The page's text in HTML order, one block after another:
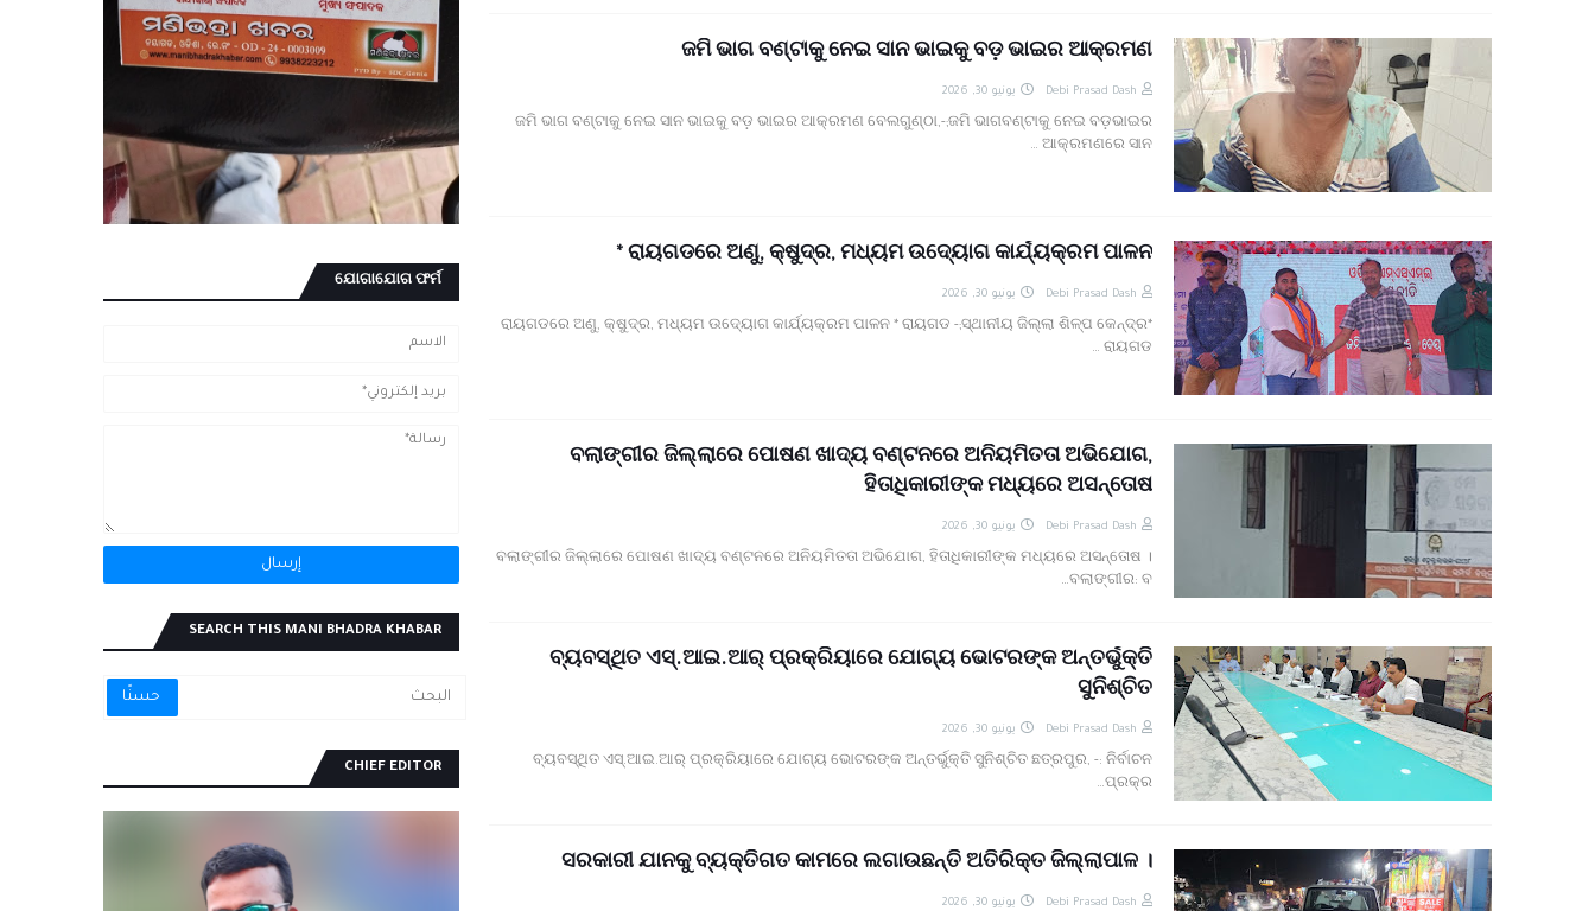
ଜମି ଭାଗ ବଣ୍ଟାକୁ ନେଇ ସାନ ଭାଇକୁ ବଡ଼ ଭାଇର ଆକ୍ରମଣ
Debi Prasad Dash يونيو 30, 2026
ଜମି ଭାଗ ବଣ୍ଟାକୁ ନେଇ ସାନ ଭାଇକୁ ବଡ଼ ଭାଇର ଆକ୍ରମଣ ବେଲଗୁଣ୍ଠା,-;ଜମି ଭାଗବଣ୍ଟାକୁ ନେଇ ବଡ଼ଭାଇର
ଆକ୍ରମଣରେ ସାନ …
ରାୟଗଡରେ ଅଣୁ, କ୍ଷୁଦ୍ର, ମଧ୍ୟମ ଉଦ୍ୟୋଗ କାର୍ଯ୍ୟକ୍ରମ ପାଳନ *
Debi Prasad Dash يونيو 30, 2026
*ରାୟଗଡରେ ଅଣୁ, କ୍ଷୁଦ୍ର, ମଧ୍ୟମ ଉଦ୍ୟୋଗ କାର୍ଯ୍ୟକ୍ରମ ପାଳନ * ରାୟଗଡ -;ସ୍ଥାନୀୟ ଜିଲ୍ଲା ଶିଳ୍ପ କେନ୍ଦ୍ର
ରାୟଗଡ …
ବଲାଙ୍ଗୀର ଜିଲ୍ଲାରେ ପୋଷଣ ଖାଦ୍ୟ ବଣ୍ଟନରେ ଅନିୟମିତତା ଅଭିଯୋଗ,
ହିତାଧିକାରୀଙ୍କ ମଧ୍ୟରେ ଅସନ୍ତୋଷ
Debi Prasad Dash يونيو 30, 2026
ବଲାଙ୍ଗୀର ଜିଲ୍ଲାରେ ପୋଷଣ ଖାଦ୍ୟ ବଣ୍ଟନରେ ଅନିୟମିତତା ଅଭିଯୋଗ, ହିତାଧିକାରୀଙ୍କ ମଧ୍ୟରେ ଅସନ୍ତୋଷ ।
ବଲାଙ୍ଗୀର: ବ…
ବ୍ୟବସ୍ଥିତ ଏସ୍‌.ଆଇ.ଆର୍ ପ୍ରକ୍ରିୟାରେ ଯୋଗ୍ୟ ଭୋଟରଙ୍କ ଅନ୍ତର୍ଭୁକ୍ତି
ସୁନିଶ୍ଚିତ
Debi Prasad Dash يونيو 30, 2026
ବ୍ୟବସ୍ଥିତ ଏସ୍‌.ଆଇ.ଆର୍ ପ୍ରକ୍ରିୟାରେ ଯୋଗ୍ୟ ଭୋଟରଙ୍କ ଅନ୍ତର୍ଭୁକ୍ତି ସୁନିଶ୍ଚିତ ଛତ୍ରପୁର, -: ନିର୍ବାଚନ
ପ୍ରକ୍ର…
ସରକାରୀ ଯାନକୁ ବ୍ୟକ୍ତିଗତ କାମରେ ଲଗାଉଛନ୍ତି ଅତିରିକ୍ତ ଜିଲ୍ଲାପାଳ ।
Debi Prasad Dash يونيو 30, 2026
ଯୋଗାଯୋଗ ଫର୍ମ
SEARCH THIS MANI BHADRA KHABAR
CHIEF EDITOR